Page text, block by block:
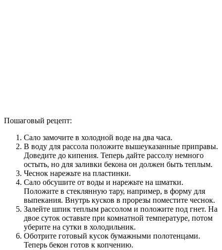
Пошаговый рецепт:
Сало замочите в холодной воде на два часа.
В воду для рассола положите вышеуказанные приправы.
Доведите до кипения. Теперь дайте рассолу немного
остыть, но для заливки бекона он должен быть теплым.
Чеснок нарежьте на пластинки.
Сало обсушите от воды и нарежьте на шматки.
Положите в стеклянную тару, например, в форму для
выпекания. Внутрь кусков в прорезы поместите чеснок.
Залейте шпик теплым рассолом и положите под гнет. На
двое суток оставьте при комнатной температуре, потом
уберите на сутки в холодильник.
Оботрите готовый кусок бумажными полотенцами.
Теперь бекон готов к копчению.